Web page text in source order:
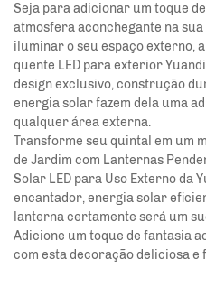
Seja para adicionar um toque
atmosfera aconchegante na
iluminar o seu espaço externo,
quente LED para exterior
design exclusivo, construção
energia solar fazem dela uma
qualquer área externa.
Transforme seu quintal em um
de Jardim com Lanternas
Solar LED para Uso Externo da
encantador, energia solar
lanterna certamente será um
Adicione um toque de fantasia
com esta decoração deliciosa e